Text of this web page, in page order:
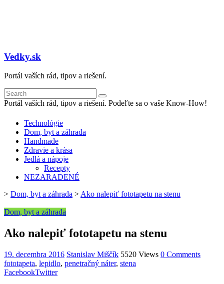
Vedky.sk
Portál vaších rád, tipov a riešení.
Portál vaších rád, tipov a riešení. Podeľte sa o vaše Know-How!
Technológie
Dom, byt a záhrada
Handmade
Zdravie a krása
Jedlá a nápoje
Recepty
NEZARADENÉ
> Dom, byt a záhrada > Ako nalepiť fototapetu na stenu
Dom, byt a záhrada
Ako nalepiť fototapetu na stenu
19. decembra 2016 Stanislav Miščík 5520 Views 0 Comments
fototapeta, lepidlo, penetračný náter, stena
FacebookTwitter